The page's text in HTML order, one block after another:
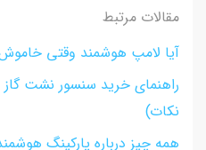
مقالات مرتبط
آیا لامپ هوشمند وقتی
راهنمای خرید سنسور نشت
نکات)
همه چیز درباره پارکینگ